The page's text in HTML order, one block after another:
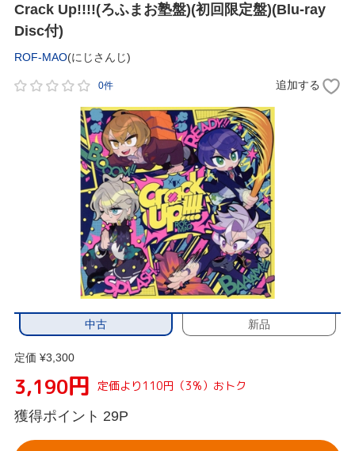
Crack Up!!!!(ろふまお塾盤)(初回限定盤)(Blu-ray
Disc付)
ROF-MAO(にじさんじ)
0件 追加する
中古 新品
定価 ¥3,300
3,190円 定価より110円（3%）おトク
獲得ポイント 29P